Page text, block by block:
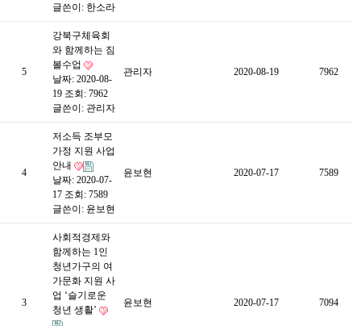
글쓴이: 한소라
5
강북구체육회
와 함께하는 짐
볼수업
날짜: 2020-08-
19 조회: 7962
글쓴이: 관리자
관리자 2020-08-19 7962
4
저소득 조부모
가정 지원 사업
안내
날짜: 2020-07-
17 조회: 7589
글쓴이: 윤보현
윤보현 2020-07-17 7589
3
사회적경제와
함께하는 1인
청년가구의 여
가문화 지원 사
업 ‘슬기로운
청년 생활’
윤보현 2020-07-17 7094